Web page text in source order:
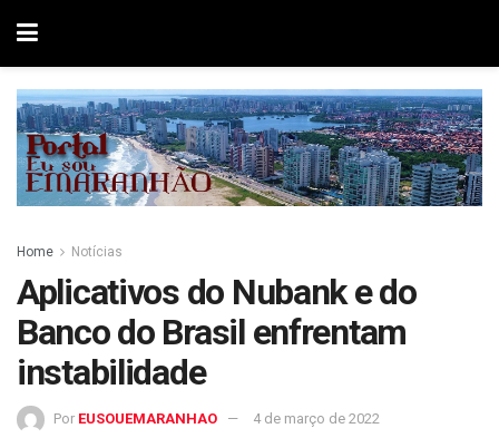
Home Notícias
Aplicativos do Nubank e do
Banco do Brasil enfrentam
instabilidade
Por EUSOUEMARANHAO 4 de março de 2022